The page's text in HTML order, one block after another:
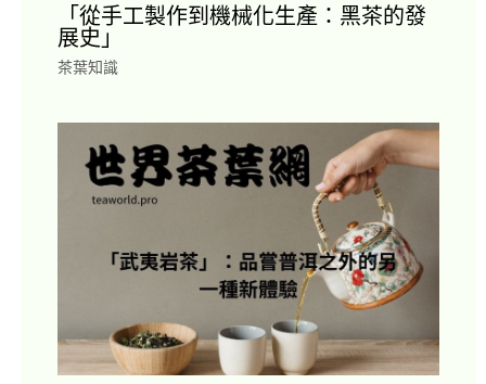
「從手工製作到機械化生產：黑茶的發
展史」
茶葉知識